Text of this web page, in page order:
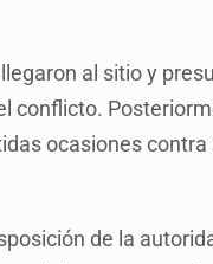
al sitio y
conflicto.
ocasiones
de la